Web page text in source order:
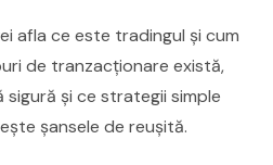
afla ce este tradingul și cum
de tranzacționare există,
și ce strategii simple
șansele de reușită.